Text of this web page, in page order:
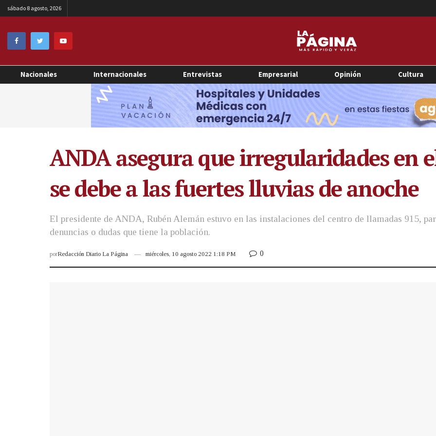
sábado 8 agosto, 2026
Nacionales Internacionales Entrevistas Empresarial Opinión Cultura
ANDA asegura que irregularidades en
se debe a las fuertes lluvias de anoche
El presidente de ANDA, Rubén Alemán estuvo en las instalaciones del centro de llamadas 915,
denuncias o dudas que tiene la población.
porRedacción Diario La Página miércoles, 10 agosto 2022 1:18 PM 0